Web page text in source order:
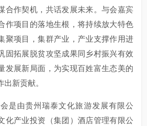
合作契机，共话发展未来。与会嘉宾
作项目的落地生根，将持续放大特色
聚项目，集群产业，产业支撑作用进
固拓展脱贫攻坚成果同乡村振兴有效
发展新局面，为实现百姓富生态美的
新贡献。
是由贵州瑞泰文化旅游发展有限公
化产业投资（集团）酒店管理有限公